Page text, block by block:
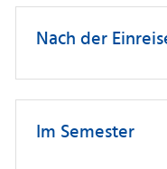
Nach der
Im Semester